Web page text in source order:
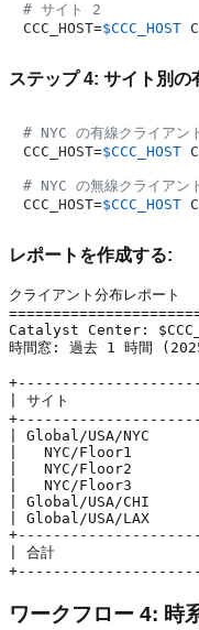
# サイト 2
CCC_HOST=$CCC_HOST
ステップ 4: サイト別の
# NYC の有線クライアン
CCC_HOST=$CCC_HOST
# NYC の無線クライアン
CCC_HOST=$CCC_HOST
レポートを作成する:
クライアント分布レポート
Catalyst Center:
時間窓: 過去 1 時間
| サイト
| Global/USA/
|   NYC/Floor1
|   NYC/Floor2
|   NYC/Floor3
| Global/USA/CHI
| Global/USA/
| 合計
ワークフロー 4: 時